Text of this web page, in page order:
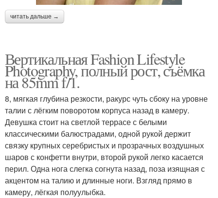
читать дальше →
Вертикальная Fashion Lifestyle
Photography, полный рост, съёмка
на 85mm f/1.
8, мягкая глубина резкости, ракурс чуть сбоку на уровне
талии с лёгким поворотом корпуса назад в камеру.
Девушка стоит на светлой террасе с белыми
классическими балюстрадами, одной рукой держит
связку крупных серебристых и прозрачных воздушных
шаров с конфетти внутри, второй рукой легко касается
перил. Одна нога слегка согнута назад, поза изящная с
акцентом на талию и длинные ноги. Взгляд прямо в
камеру, лёгкая полуулыбка.